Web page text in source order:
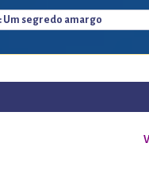
Um segredo amargo